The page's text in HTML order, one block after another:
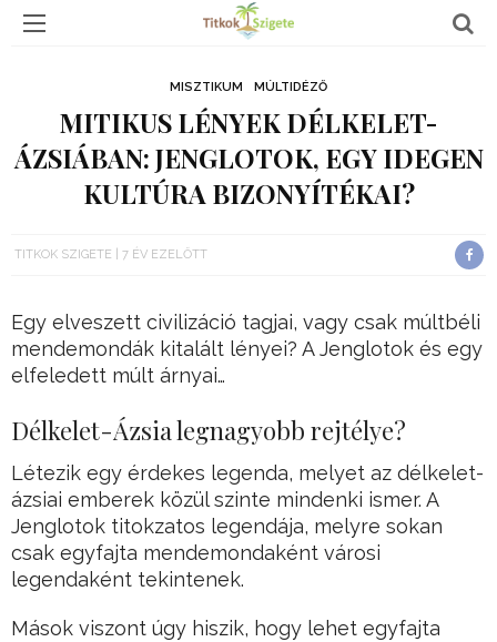
MISZTIKUM MÚLTIDÉZŐ
MITIKUS LÉNYEK DÉLKELET-
ÁZSIÁBAN: JENGLOTOK, EGY IDEGEN
KULTÚRA BIZONYÍTÉKAI?
TITKOK SZIGETE 7 ÉV EZELŐTT
Egy elveszett civilizáció tagjai, vagy csak múltbéli
mendemondák kitalált lényei? A Jenglotok és egy
elfeledett múlt árnyai…
Délkelet-Ázsia legnagyobb rejtélye?
Létezik egy érdekes legenda, melyet az délkelet-
ázsiai emberek közül szinte mindenki ismer. A
Jenglotok titokzatos legendája, melyre sokan
csak egyfajta mendemondaként városi
legendaként tekintenek.
Mások viszont úgy hiszik, hogy lehet egyfajta